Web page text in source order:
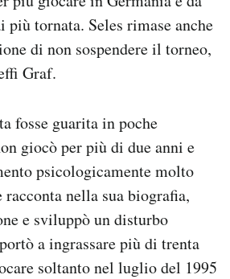
tornata. Seles rimase anche
di non sospendere il torneo,
Graf.
fosse guarita in poche
giocò per più di due anni e
psicologicamente molto
nella sua biografia,
e sviluppò un disturbo
a ingrassare più di trenta
soltanto nel luglio del 1995